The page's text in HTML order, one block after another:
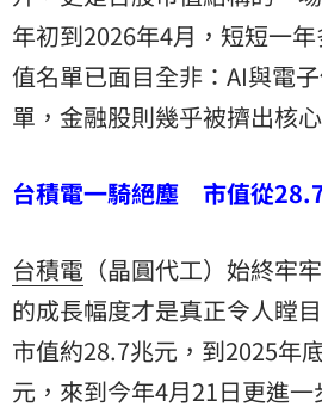
年初到2026年4月，短短一
值名單已面目全非：AI與電
單，金融股則幾乎被擠出核心
台積電一騎絕塵 市值從
台積電 （晶圓代工）始終牢
的成長幅度才是真正令人瞠
市值約28.7兆元，到2025年
元，來到今年4月21日更進